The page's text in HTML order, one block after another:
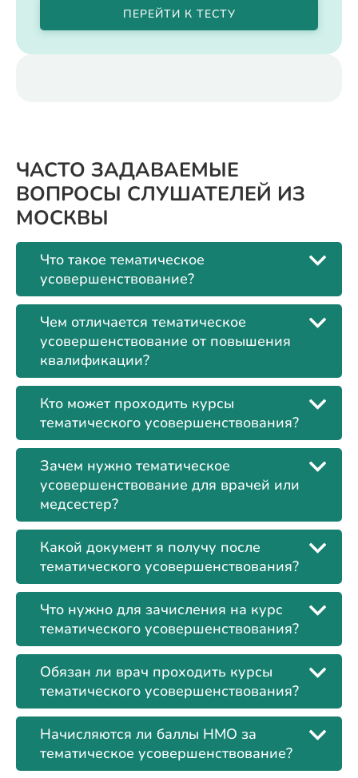
ПЕРЕЙТИ К ТЕСТУ
ЧАСТО ЗАДАВАЕМЫЕ
ВОПРОСЫ СЛУШАТЕЛЕЙ ИЗ
МОСКВЫ
Что такое тематическое
усовершенствование?
Чем отличается тематическое
усовершенствование от повышения
квалификации?
Кто может проходить курсы
тематического усовершенствования?
Зачем нужно тематическое
усовершенствование для врачей или
медсестер?
Какой документ я получу после
тематического усовершенствования?
Что нужно для зачисления на курс
тематического усовершенствования?
Обязан ли врач проходить курсы
тематического усовершенствования?
Начисляются ли баллы НМО за
тематическое усовершенствование?